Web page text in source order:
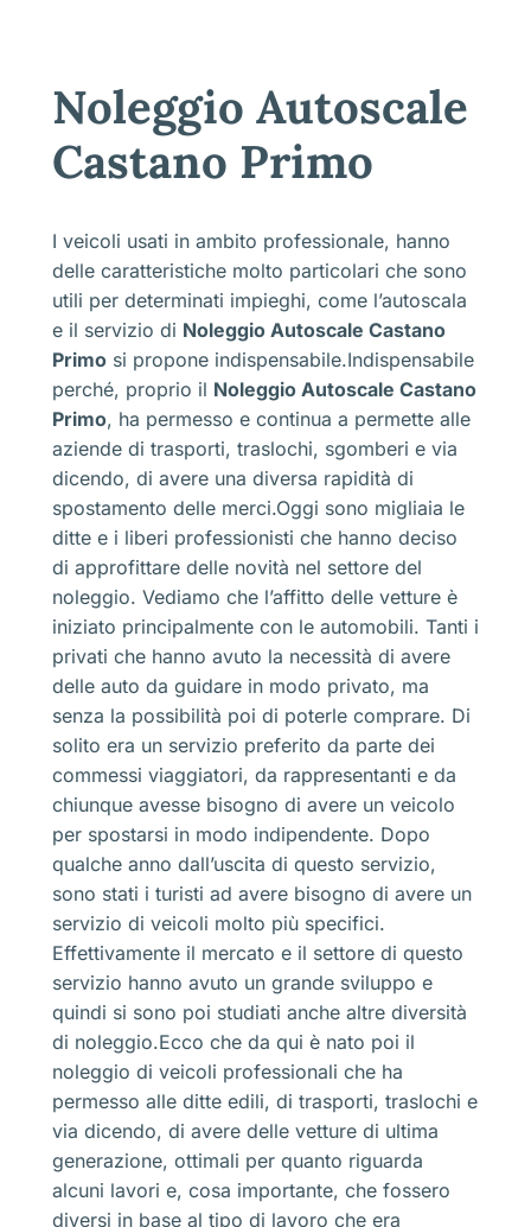
Noleggio Autoscale
Castano Primo
I veicoli usati in ambito professionale, hanno
delle caratteristiche molto particolari che sono
utili per determinati impieghi, come l’autoscala
e il servizio di Noleggio Autoscale Castano
Primo si propone indispensabile.Indispensabile
perché, proprio il Noleggio Autoscale Castano
Primo, ha permesso e continua a permette alle
aziende di trasporti, traslochi, sgomberi e via
dicendo, di avere una diversa rapidità di
spostamento delle merci.Oggi sono migliaia le
ditte e i liberi professionisti che hanno deciso
di approfittare delle novità nel settore del
noleggio. Vediamo che l’affitto delle vetture è
iniziato principalmente con le automobili. Tanti i
privati che hanno avuto la necessità di avere
delle auto da guidare in modo privato, ma
senza la possibilità poi di poterle comprare. Di
solito era un servizio preferito da parte dei
commessi viaggiatori, da rappresentanti e da
chiunque avesse bisogno di avere un veicolo
per spostarsi in modo indipendente. Dopo
qualche anno dall’uscita di questo servizio,
sono stati i turisti ad avere bisogno di avere un
servizio di veicoli molto più specifici.
Effettivamente il mercato e il settore di questo
servizio hanno avuto un grande sviluppo e
quindi si sono poi studiati anche altre diversità
di noleggio.Ecco che da qui è nato poi il
noleggio di veicoli professionali che ha
permesso alle ditte edili, di trasporti, traslochi e
via dicendo, di avere delle vetture di ultima
generazione, ottimali per quanto riguarda
alcuni lavori e, cosa importante, che fossero
diversi in base al tipo di lavoro che era